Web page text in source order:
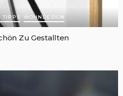
TIPPS WOHNDESIGN
Zu Gestallten